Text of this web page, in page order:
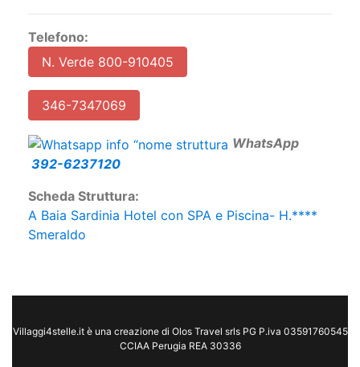
Telefono:
N. Verde 800-910405
346-7347069
WhatsApp
392-6237120
Scheda Struttura:
A Baia Sardinia Hotel con SPA e Piscina- H.****
Smeraldo
Villaggi4stelle.it è una creazione di Olos Travel srls PG P.iva 03591760545
CCIAA Perugia REA 30336